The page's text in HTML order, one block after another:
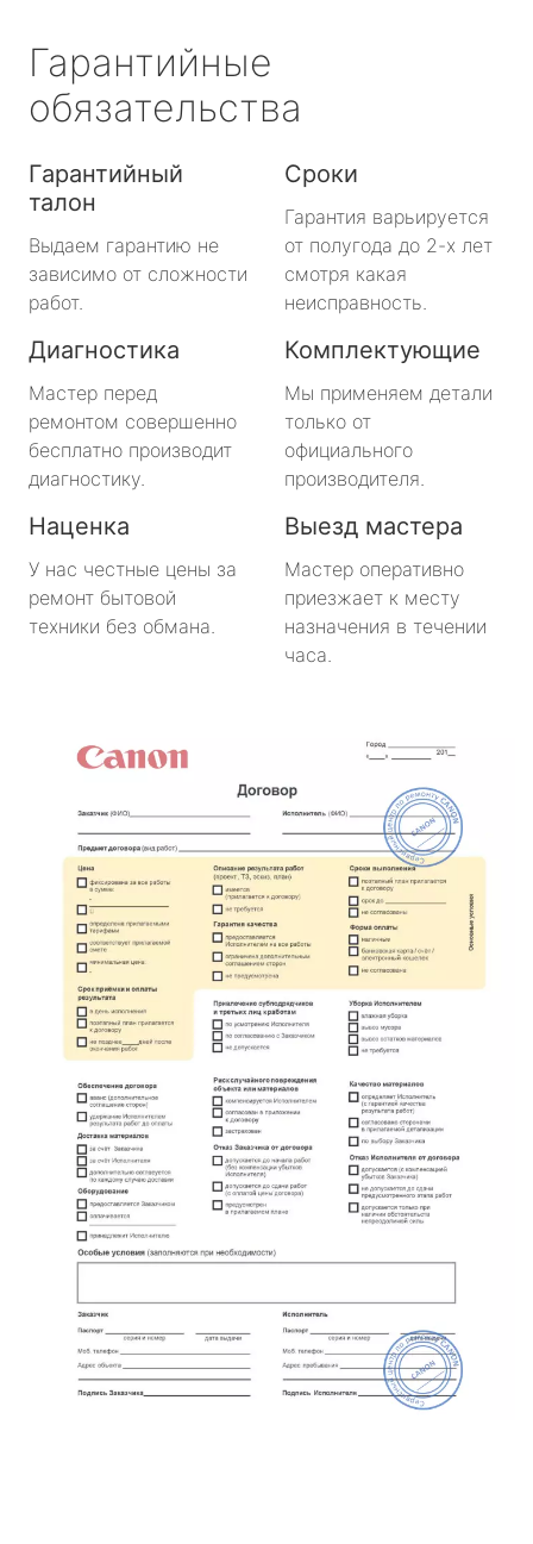
Гарантийные
обязательства
Гарантийный
талон
Выдаем гарантию не
зависимо от сложности
работ.
Сроки
Гарантия варьируется
от полугода до 2-х лет
смотря какая
неисправность.
Диагностика
Мастер перед
ремонтом совершенно
бесплатно производит
диагностику.
Комплектующие
Мы применяем детали
только от
официального
производителя.
Наценка
У нас честные цены за
ремонт бытовой
техники без обмана.
Выезд мастера
Мастер оперативно
приезжает к месту
назначения в течении
часа.